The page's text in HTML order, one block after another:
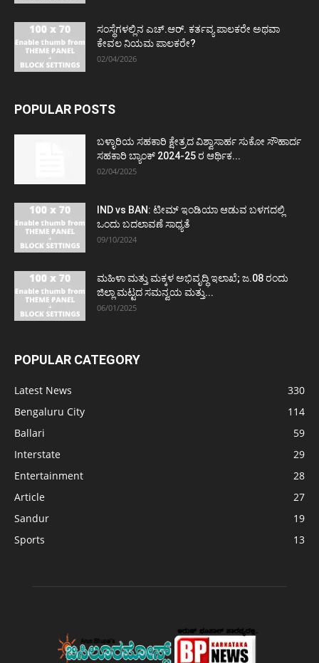
ಸಂಸ್ಥೆಗಳಲ್ಲಿನ ಎಚ್.ಆರ್. ಕರ್ತವ್ಯ ಪಾಲಕರೇ ಅಥವಾ
ಕೇವಲ ನಿಯಮ ಪಾಲಕರೇ?
02/04/2026
POPULAR POSTS
ಬಳ್ಳಾರಿಯ ಸಹಕಾರಿ ಕ್ಷೇತ್ರದ ವಿಶ್ವಾಸಾರ್ಹ ಸುಕೋ ಸೌಹಾರ್ದ
ಸಹಕಾರಿ ಬ್ಯಾಂಕ್ 2024-25 ರ ಆರ್ಥಿಕ...
02/04/2025
IND vs BAN: ಟೀಮ್ ಇಂಡಿಯಾ ಆಡುವ ಬಳಗದಲ್ಲಿ
ಒಂದು ಬದಲಾವಣೆ ಸಾಧ್ಯತೆ
09/10/2024
ಮಹಿಳಾ ಮತ್ತು ಮಕ್ಕಳ ಅಭಿವೃದ್ಧಿ ಇಲಾಖೆ; ಜ.08 ರಂದು
ಜಿಲ್ಲಾ ಮಟ್ಟದ ಸಮನ್ವಯ ಮತ್ತು...
06/01/2025
POPULAR CATEGORY
Latest News
330
Bengaluru City
114
Ballari
59
Interstate
29
Entertainment
28
Article
27
Sandur
19
Sports
13